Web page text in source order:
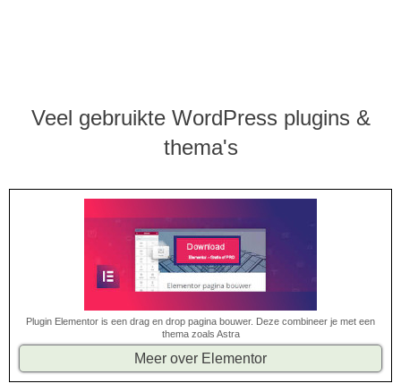
Veel gebruikte WordPress plugins &
thema's
Plugin Elementor is een drag en drop pagina bouwer. Deze combineer je met een
thema zoals Astra
Meer over Elementor